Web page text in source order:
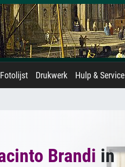
Fotolijst Drukwerk Hulp & Service
Brandi in